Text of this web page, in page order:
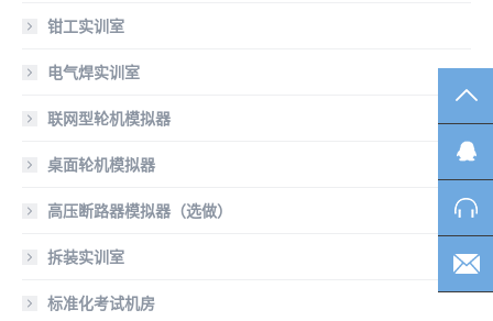
钳工实训室
电气焊实训室
联网型轮机模拟器
桌面轮机模拟器
高压断路器模拟器（选做）
拆装实训室
标准化考试机房